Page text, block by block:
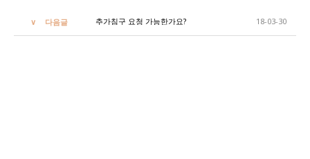
다음글 추가침구 요청 가능한가요? 18-03-30